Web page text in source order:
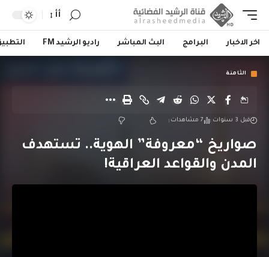
أأ
اخر الاخبار البرامج البث المباشر راديو الرشيد FM
الثامنة
قبل 3 سنوات 7 مشاهدات
صواريخ “معروفة” الهوية.. تستهدف
المدن والقواعد العراقية!